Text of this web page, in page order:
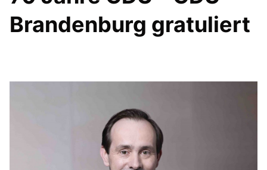
LANDESVORSTAND
LANDESGESCHÄFTSSTELLE
SATZUNG
PARTEIGESCHICHTE
PARTEIGERICHT
Brandenburg gratuliert